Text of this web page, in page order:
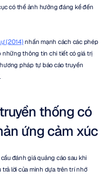
có thể ảnh hưởng đáng kể đến
(2014) nhấn mạnh cách các phép
những thông tin chi tiết có giá trị
pháp tự báo cáo truyền
thống có
ứng cảm xúc
đánh giá quảng cáo sau khi
lời của mình dựa trên trí nhớ